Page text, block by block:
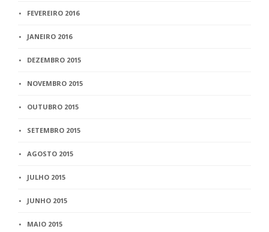
FEVEREIRO 2016
JANEIRO 2016
DEZEMBRO 2015
NOVEMBRO 2015
OUTUBRO 2015
SETEMBRO 2015
AGOSTO 2015
JULHO 2015
JUNHO 2015
MAIO 2015